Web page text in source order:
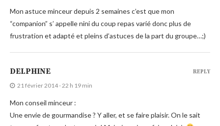
Mon astuce minceur depuis 2 semaines c’est que mon
“companion” s’ appelle nini du coup repas varié donc plus de
frustration et adapté et pleins d’astuces de la part du groupe…;)
DELPHINE
21 février 2014 - 22 h 19 min
Mon conseil minceur :
Une envie de gourmandise ? Y aller, et se faire plaisir. On le sait
REPLY